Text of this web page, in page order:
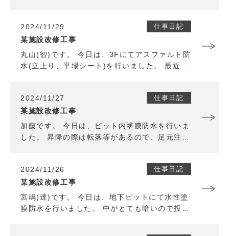
月に入り残り1ヶ月しかないので体調を崩さな
いように気を引き締めて月曜日からも頑張りま
す。
2024/11/29 仕事日記
某施設改修工事
丸山(智)です。 今日は、3Fにてアスファルト防
水(立上り、平場シート)を行いました。 最近は
した。 明日も頑張ります。
2024/11/27 仕事日記
某施設改修工事
加藤です。 今日は、ピット内塗膜防水を行いま
した。 昇降の際は転落等があるので、足元注意
2024/11/26
仕事日記
某施設改修工事
宮嶋(達)です。 今日は、地下ピットにて水性塗
膜防水を行いました。 中がとても暗いので投光